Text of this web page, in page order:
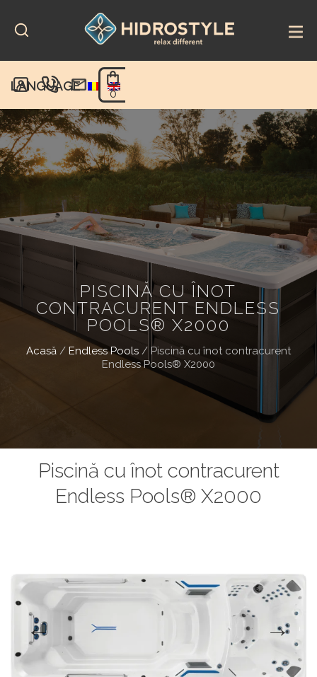
content
LANGUAGE
0
PISCINĂ CU ÎNOT
CONTRACURENT ENDLESS
POOLS® X2000
Acasă / Endless Pools / Piscină cu înot contracurent
Endless Pools® X2000
Piscină cu înot contracurent
Endless Pools® X2000